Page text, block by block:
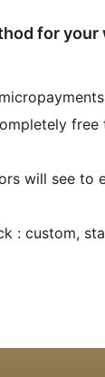
for
will see to
: custom,